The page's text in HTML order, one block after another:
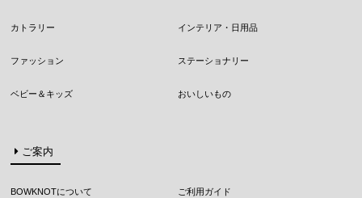
カトラリー インテリア・日用品
ファッション ステーショナリー
ベビー＆キッズ おいしいもの
ご案内
BOWKNOTについて ご利用ガイド